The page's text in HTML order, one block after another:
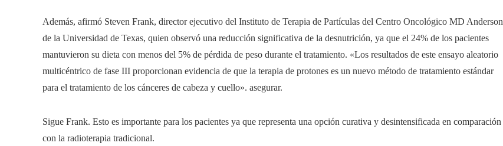
Además, afirmó Steven Frank, director ejecutivo del Instituto de Terapia de Partículas del Centro Oncológico MD Anderson
de la Universidad de Texas, quien observó una reducción significativa de la desnutrición, ya que el 24% de los pacientes
mantuvieron su dieta con menos del 5% de pérdida de peso durante el tratamiento. «Los resultados de este ensayo aleatorio
multicéntrico de fase III proporcionan evidencia de que la terapia de protones es un nuevo método de tratamiento estándar
para el tratamiento de los cánceres de cabeza y cuello». asegurar.
Sigue Frank. Esto es importante para los pacientes ya que representa una opción curativa y desintensificada en comparación
con la radioterapia tradicional.